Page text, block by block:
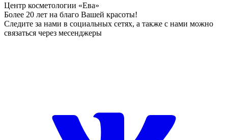
Центр косметологии «Ева»
Более 20 лет на благо Вашей красоты!
Следите за нами в социальных сетях, а также с нами можно
связаться через месенджеры